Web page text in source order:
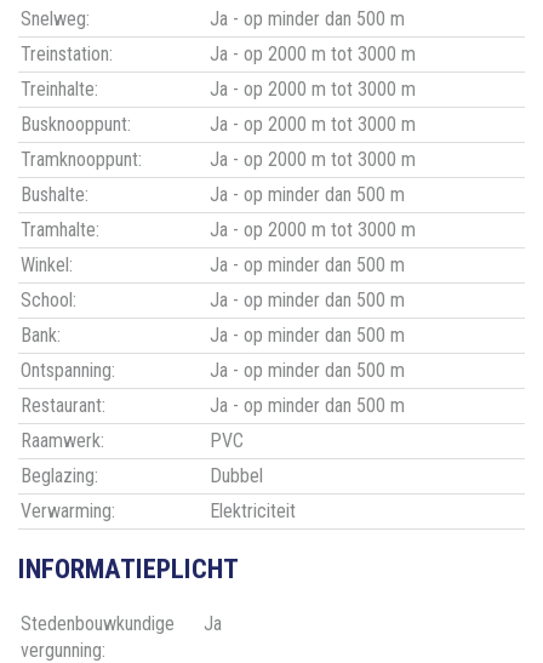
Snelweg:
Ja - op minder dan 500 m
Treinstation:
Ja - op 2000 m tot 3000 m
Treinhalte:
Ja - op 2000 m tot 3000 m
Busknooppunt:
Ja - op 2000 m tot 3000 m
Tramknooppunt:
Ja - op 2000 m tot 3000 m
Bushalte:
Ja - op minder dan 500 m
Tramhalte:
Ja - op 2000 m tot 3000 m
Winkel:
Ja - op minder dan 500 m
School:
Ja - op minder dan 500 m
Bank:
Ja - op minder dan 500 m
Ontspanning:
Ja - op minder dan 500 m
Restaurant:
Ja - op minder dan 500 m
Raamwerk:
PVC
Beglazing:
Dubbel
Verwarming:
Elektriciteit
INFORMATIEPLICHT
Stedenbouwkundige
vergunning:
Ja